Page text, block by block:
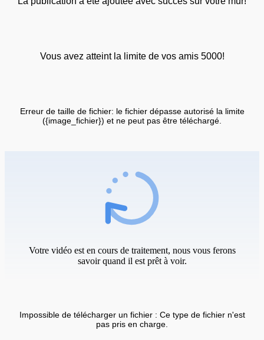
Vous avez atteint la limite de vos amis 5000!
Erreur de taille de fichier: le fichier dépasse autorisé la limite
({image_fichier}) et ne peut pas être téléchargé.
Votre vidéo est en cours de traitement, nous vous ferons
savoir quand il est prêt à voir.
Impossible de télécharger un fichier : Ce type de fichier n'est
pas pris en charge.